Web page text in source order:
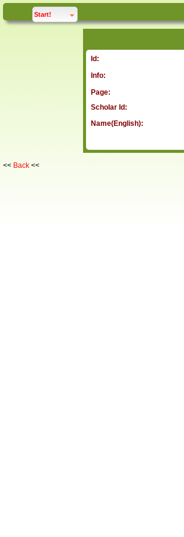
Start!click to
Id:
Info:
Page:
Scholar Id:
Name(English):
<< Back <<